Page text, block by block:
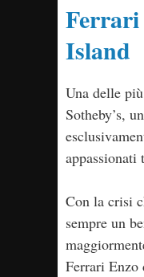
Ferrari
Island
Una delle
Sotheby’s,
Con la crisi
sempre un
Ferrari Enzo